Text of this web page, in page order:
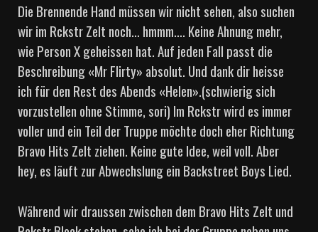
Die Brennende Hand müssen wir nicht sehen, also suchen
wir im Rckstr Zelt noch… hmmm…. Keine Ahnung mehr,
wie Person X geheissen hat. Auf jeden Fall passt die
Beschreibung «Mr Flirty» absolut. Und dank dir heisse
ich für den Rest des Abends «Helen».(schwierig sich
vorzustellen ohne Stimme, sori) Im Rckstr wird es immer
voller und ein Teil der Truppe möchte doch eher Richtung
Bravo Hits Zelt ziehen. Keine gute Idee, weil voll. Aber
hey, es läuft zur Abwechslung ein Backstreet Boys Lied.
Während wir draussen zwischen dem Bravo Hits Zelt und